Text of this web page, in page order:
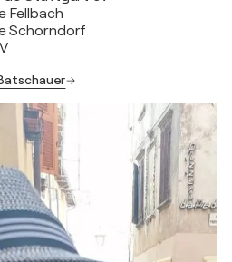
Fellbach
Schorndorf